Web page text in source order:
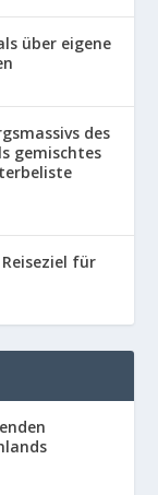
über eigene
des
gemischtes
für